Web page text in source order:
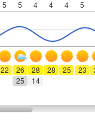
5 5 4 4 4 5
22 26 28 28 25 23
25
14